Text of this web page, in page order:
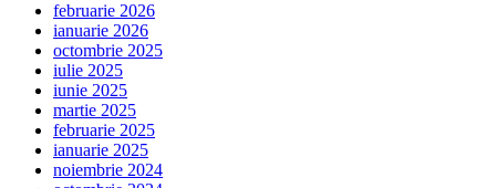
februarie 2026
ianuarie 2026
octombrie 2025
iulie 2025
iunie 2025
martie 2025
februarie 2025
ianuarie 2025
noiembrie 2024